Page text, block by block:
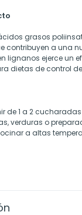
grasos
contribuyen a una
lignanos ejerce un
dietas de control
de 1 a 2
verduras o
a altas